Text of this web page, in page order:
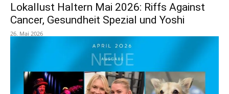
Lokallust Haltern Mai 2026: Riffs Against
Cancer, Gesundheit Spezial und Yoshi
26. Mai 2026